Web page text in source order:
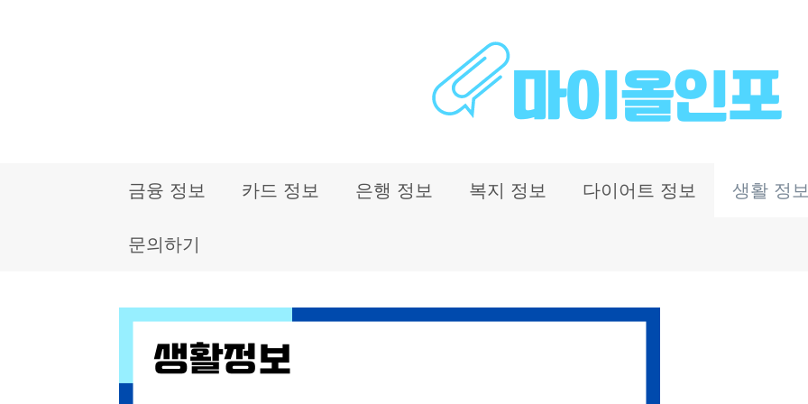
금융 정보 카드 정보 은행 정보 복지 정보 다이어트 정보 생활 정보
문의하기